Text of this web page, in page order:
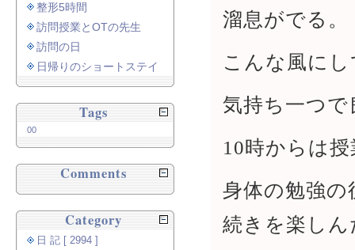
溜息がでる。
こんな風に
気持ち一つ
10時からは授
身体の勉強
続きを楽しん
整形5時間
訪問授業とOTの先生
訪問の日
日帰りのショートステイ
Tags
00
Comments
Category
日 記 [ 2994 ]